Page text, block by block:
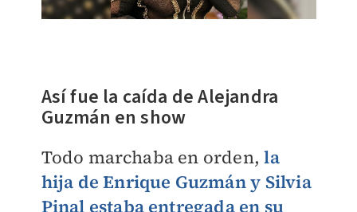
Así fue la caída de Alejandra
Guzmán en show
Todo marchaba en orden,la
hija de Enrique Guzmán y Silvia
Pinal estaba entregada en su